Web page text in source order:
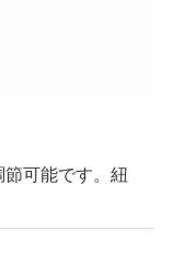
可能です。紐